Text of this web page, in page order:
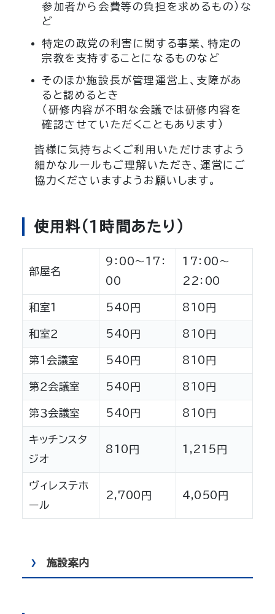
参加者から会費等の負担を求めるもの）な
ど
特定の政党の利害に関する事業、特定の
宗教を支持することになるものなど
そのほか施設長が管理運営上、支障があ
ると認めるとき
（研修内容が不明な会議では研修内容を
確認させていただくこともあります）
皆様に気持ちよくご利用いただけますよう
細かなルールもご理解いただき、運営にご
協力くださいますようお願いします。
使用料（1時間あたり）
部屋名
9：00～17：
00
17：00～
22：00
和室１ 540円 810円
和室２ 540円 810円
第１会議室 540円 810円
第２会議室 540円 810円
第３会議室 540円 810円
キッチンスタ
ジオ
810円 1,215円
ヴィレステホ
ール
2,700円 4,050円
施設案内